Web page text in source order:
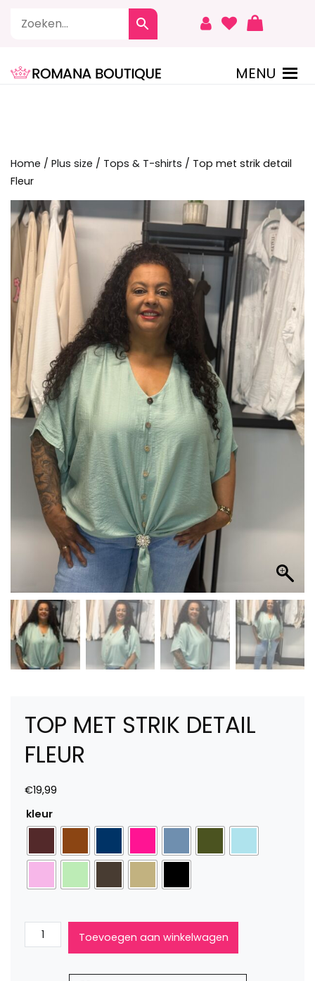
MENU
Home / Plus size / Tops & T-shirts / Top met strik detail
Fleur
TOP MET STRIK DETAIL
FLEUR
€19,99
kleur
Top
met
Toevoegen aan winkelwagen